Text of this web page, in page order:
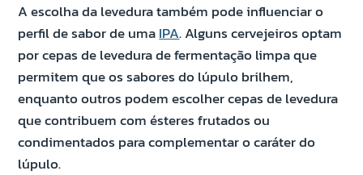
A escolha da levedura também pode influenciar o
perfil de sabor de uma IPA. Alguns cervejeiros optam
por cepas de levedura de fermentação limpa que
permitem que os sabores do lúpulo brilhem,
enquanto outros podem escolher cepas de levedura
que contribuem com ésteres frutados ou
condimentados para complementar o caráter do
lúpulo.